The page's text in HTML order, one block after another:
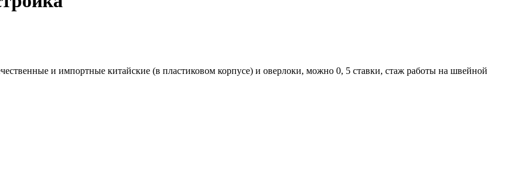
и импортные китайские (в пластиковом корпусе) и оверлоки, можно 0, 5 ставки, стаж работы на швейной